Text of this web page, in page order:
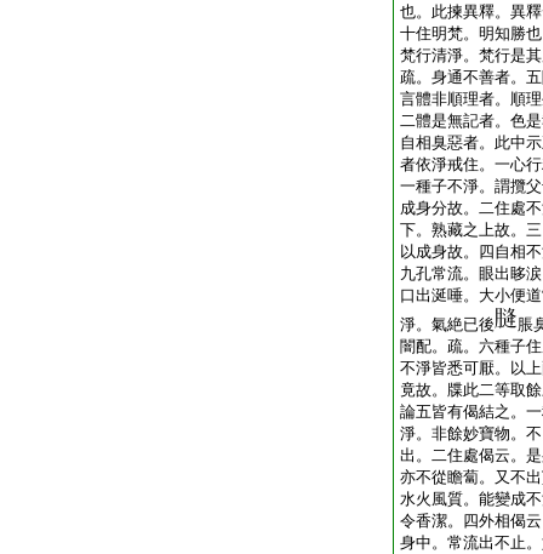
也。此揀異釋。異
十住明梵。明知勝
梵行清淨。梵行是
疏。身通不善者。
言體非順理者。順
二體是無記者。色
自相臭惡者。此中
者依淨戒住。一心
一種子不淨。謂攬
成身分故。二住處
下。熟藏之上故。
以成身故。四自相
九孔常流。眼出眵
口出涎唾。大小便
淨。氣絶已後
脹
闇配。疏。六種子
不淨皆悉可厭。以
竟故。牒此二等取
論五皆有偈結之。
淨。非餘妙寶物。
出。二住處偈云。
亦不從瞻蔔。又不
水火風質。能變成
令香潔。四外相偈
身中。常流出不止